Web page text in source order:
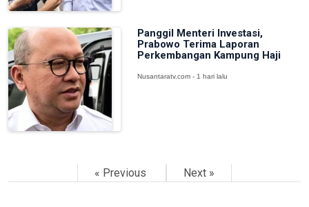
Panggil Menteri Investasi,
Prabowo Terima Laporan
Perkembangan Kampung Haji
Nusantaratv.com - 1 hari lalu
« Previous Next »